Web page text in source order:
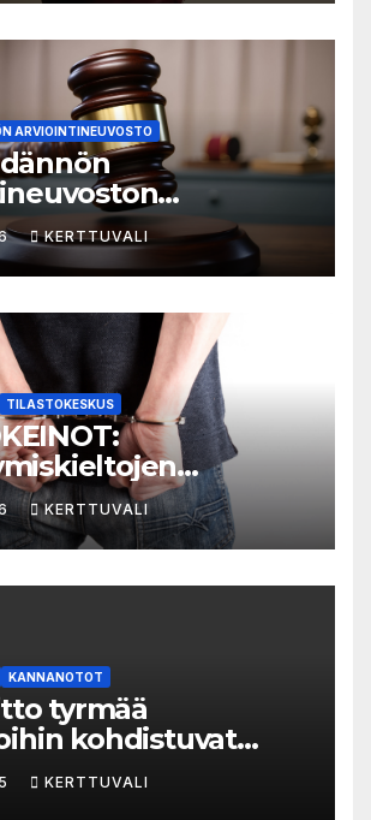
ARVIOINTINEUVOSTO
2025:
taso
KERTTUVALI
TILASTOKESKUS
huomattavaa
2025
KERTTUVALI
KANNANOTOT
tyrmää
kohdistuvat
KERTTUVALI